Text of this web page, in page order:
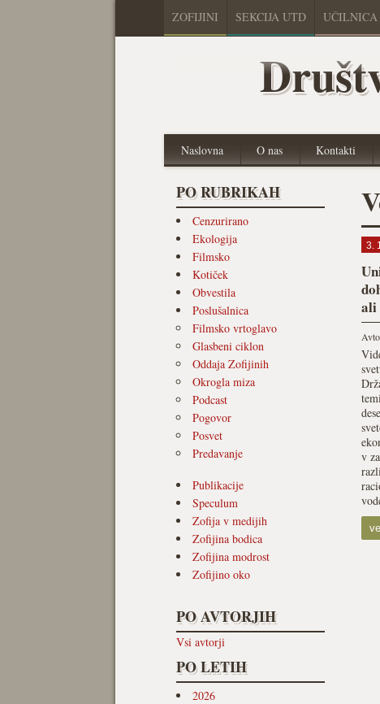
ZOFIJINI SEKCIJA UTD UČILNICA
Naslovna O nas Kontakti
PO RUBRIKAH
Cenzurirano
Ekologija
Filmsko
Kotiček
Obvestila
Poslušalnica
Filmsko vrtoglavo
Glasbeni ciklon
Oddaja Zofijinih
Okrogla miza
Podcast
Pogovor
Posvet
Predavanje
Publikacije
Speculum
Zofija v medijih
Zofijina bodica
Zofijina modrost
Zofijino oko
PO AVTORJIH
Vsi avtorji
PO LETIH
2026
3.
ali
v